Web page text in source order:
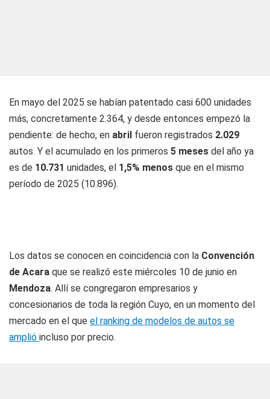
En mayo del 2025 se habían patentado casi 600 unidades
más, concretamente 2.364, y desde entonces empezó la
pendiente: de hecho, en abril fueron registrados 2.029
autos. Y el acumulado en los primeros 5 meses del año ya
es de 10.731 unidades, el 1,5% menos que en el mismo
período de 2025 (10.896).
Los datos se conocen en coincidencia con la Convención
de Acara que se realizó este miércoles 10 de junio en
Mendoza. Allí se congregaron empresarios y
concesionarios de toda la región Cuyo, en un momento del
mercado en el que el ranking de modelos de autos se
amplió incluso por precio.